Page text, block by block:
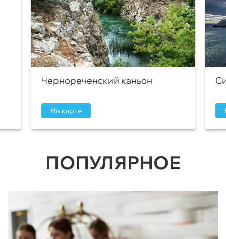
Чернореченский каньон
На карте
ПОПУЛЯРНОЕ